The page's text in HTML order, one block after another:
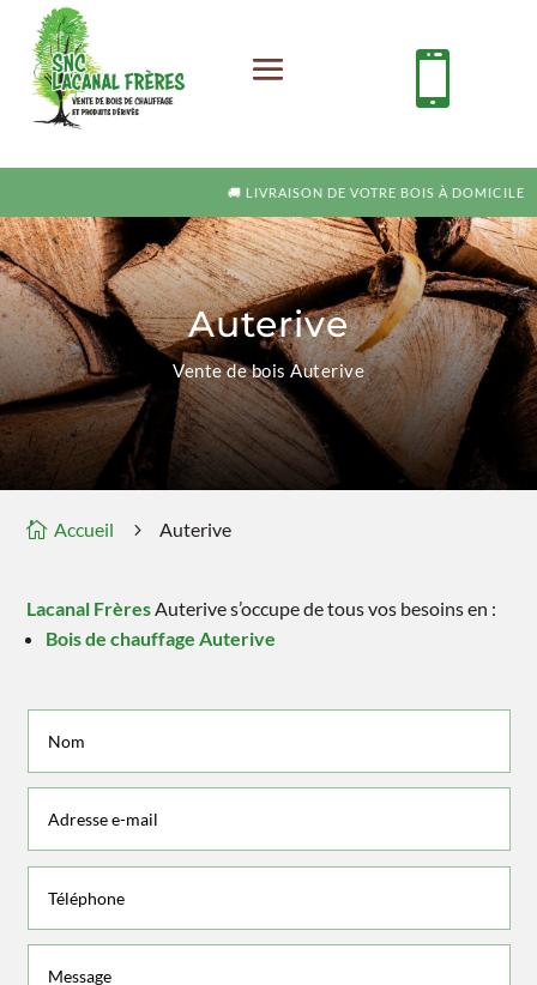

🚚 LIVRAISON DE VOTRE BOIS À DOMICILE
Auterive
Vente de bois Auterive
 Accueil 5 Auterive
Lacanal FrèresAuterive s’occupe de tous vos besoins en :
Bois de chauffage Auterive